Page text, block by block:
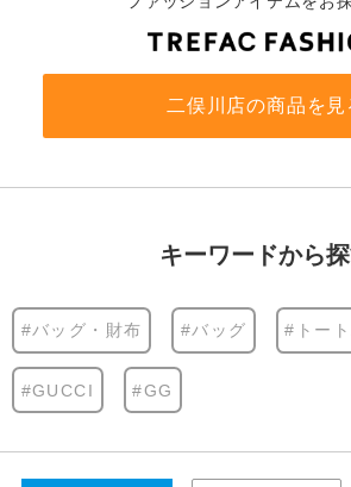
二俣川店の商品を見
キーワードから
#バッグ・財布 #バッグ #トー
#GUCCI #GG